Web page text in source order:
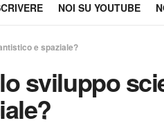
NOI SU YOUTUBE
e spaziale?
sviluppo